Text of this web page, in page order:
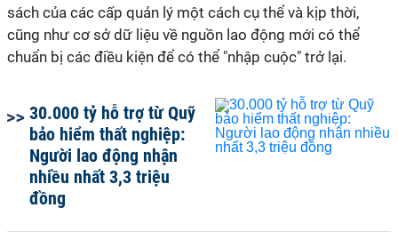
sách của các cấp quản lý một cách cụ thể và kịp thời,
cũng như cơ sở dữ liệu về nguồn lao động mới có thể
chuẩn bị các điều kiện để có thể "nhập cuộc" trở lại.
30.000 tỷ hỗ trợ từ Quỹ
bảo hiểm thất nghiệp:
Người lao động nhận
nhiều nhất 3,3 triệu
đồng